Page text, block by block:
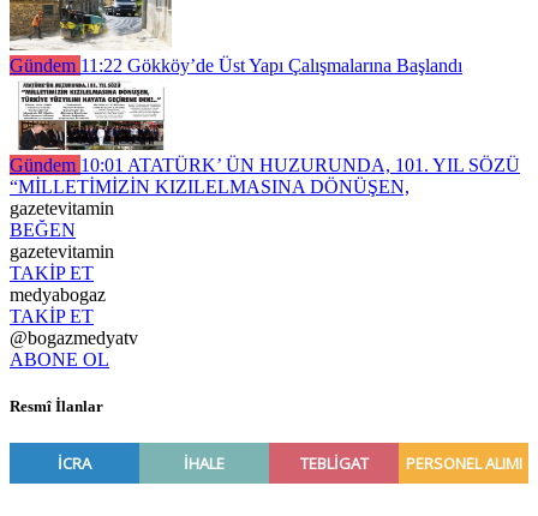
Gündem 11:22 Gökköy’de Üst Yapı Çalışmalarına Başlandı
Gündem 10:01 ATATÜRK’ ÜN HUZURUNDA, 101. YIL SÖZÜ
“MİLLETİMİZİN KIZILELMASINA DÖNÜŞEN,
gazetevitamin
BEĞEN
gazetevitamin
TAKİP ET
medyabogaz
TAKİP ET
@bogazmedyatv
ABONE OL
Resmî İlanlar